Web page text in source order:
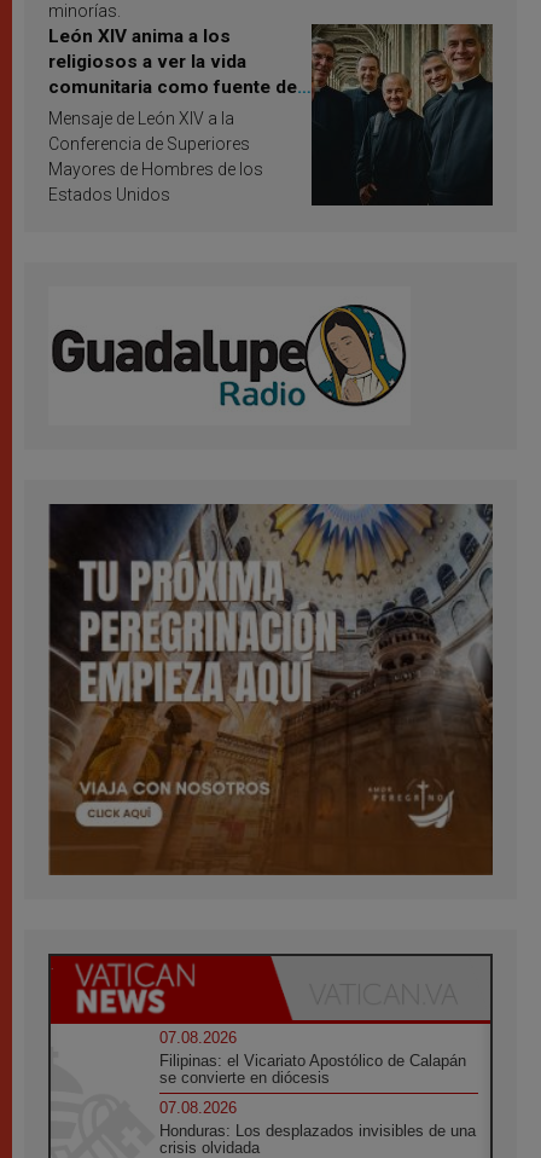
minorías.
León XIV anima a los
religiosos a ver la vida
comunitaria como fuente de
inspiración y santificación
Mensaje de León XIV a la
Conferencia de Superiores
Mayores de Hombres de los
Estados Unidos
07.08.2026
Filipinas: el Vicariato Apostólico de Calapán
se convierte en diócesis
07.08.2026
Honduras: Los desplazados invisibles de una
crisis olvidada